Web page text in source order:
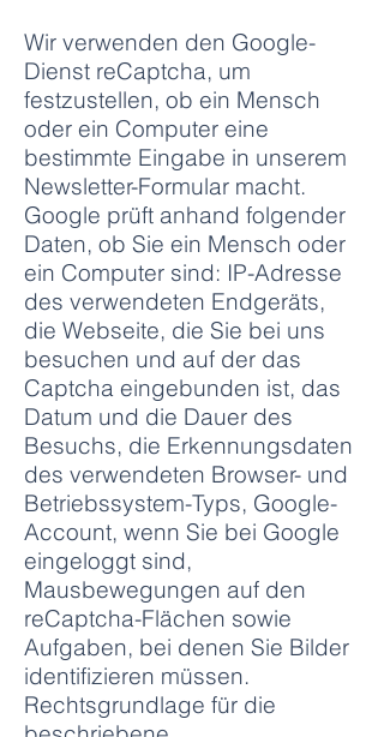
Wir verwenden den Google-
Dienst reCaptcha, um
festzustellen, ob ein Mensch
oder ein Computer eine
bestimmte Eingabe in unserem
Newsletter-Formular macht.
Google prüft anhand folgender
Daten, ob Sie ein Mensch oder
ein Computer sind: IP-Adresse
des verwendeten Endgeräts,
die Webseite, die Sie bei uns
besuchen und auf der das
Captcha eingebunden ist, das
Datum und die Dauer des
Besuchs, die Erkennungsdaten
des verwendeten Browser- und
Betriebssystem-Typs, Google-
Account, wenn Sie bei Google
eingeloggt sind,
Mausbewegungen auf den
reCaptcha-Flächen sowie
Aufgaben, bei denen Sie Bilder
identifizieren müssen.
Rechtsgrundlage für die